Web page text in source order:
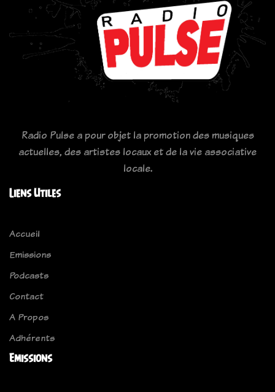
Radio Pulse a pour objet la promotion des musiques
actuelles, des artistes locaux et de la vie associative
locale.
Liens Utiles
Accueil
Emissions
Podcasts
Contact
A Propos
Adhérents
Emissions